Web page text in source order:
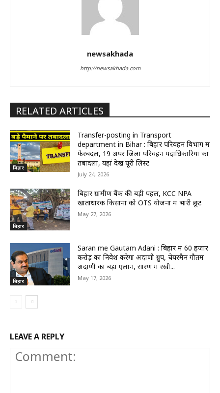
newsakhada
http://newsakhada.com
RELATED ARTICLES
बिहार
Transfer-posting in Transport
department in Bihar : बिहार परिवहन विभाग में
फेरबदल, 19 अपर जिला परिवहन पदाधिकारियों का
तबादला, यहां देखें पूरी लिस्ट
July 24, 2026
बिहार
बिहार ग्रामीण बैंक की बड़ी पहल, KCC NPA
खाताधारक किसानों को OTS योजना में भारी छूट
May 27, 2026
बिहार
Saran me Gautam Adani : बिहार में 60 हजार
करोड़ का निवेश करेगा अदाणी ग्रुप, चेयरमैन गौतम
अदाणी का बड़ा एलान, सारण में रखी...
May 17, 2026
LEAVE A REPLY